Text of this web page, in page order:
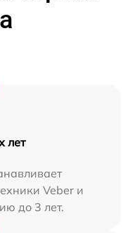
лет
Veber и
до 3 лет.